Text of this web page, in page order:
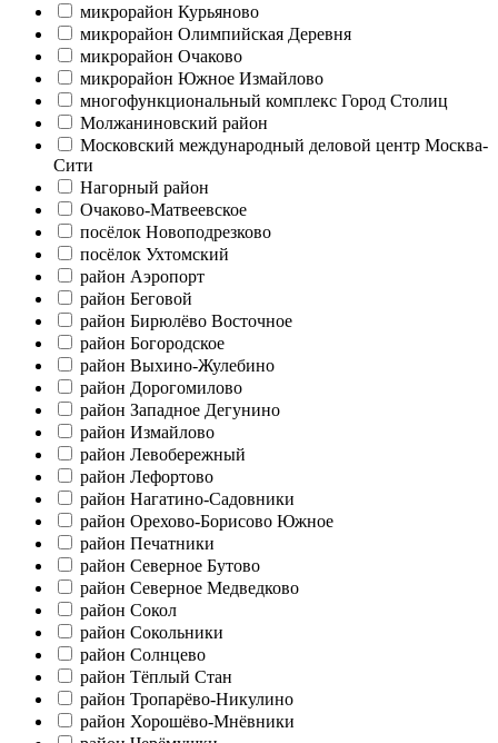
микрорайон Курьяново
микрорайон Олимпийская Деревня
микрорайон Очаково
микрорайон Южное Измайлово
многофункциональный комплекс Город Столиц
Молжаниновский район
Московский международный деловой центр Москва-
Сити
Нагорный район
Очаково-Матвеевское
посёлок Новоподрезково
посёлок Ухтомский
район Аэропорт
район Беговой
район Бирюлёво Восточное
район Богородское
район Выхино-Жулебино
район Дорогомилово
район Западное Дегунино
район Измайлово
район Левобережный
район Лефортово
район Нагатино-Садовники
район Орехово-Борисово Южное
район Печатники
район Северное Бутово
район Северное Медведково
район Сокол
район Сокольники
район Солнцево
район Тёплый Стан
район Тропарёво-Никулино
район Хорошёво-Мнёвники